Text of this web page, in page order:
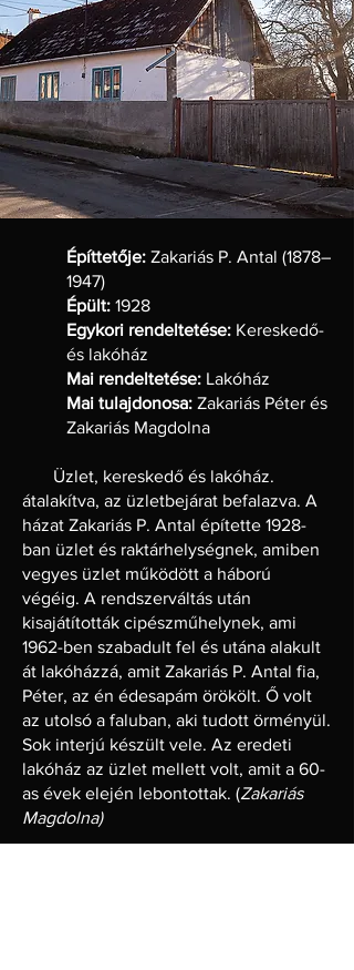
Építtetője: Zakariás P. Antal (1878–
1947)
Épült: 1928
Egykori rendeltetése: Kereskedő-
és lakóház
Mai rendeltetése: Lakóház
Mai tulajdonosa: Zakariás Péter és
Zakariás Magdolna
Üzlet, kereskedő és lakóház.
átalakítva, az üzletbejárat befalazva. A
házat Zakariás P. Antal építette 1928-
ban üzlet és raktárhelységnek, amiben
vegyes üzlet működött a háború
végéig. A rendszerváltás után
kisajátították cipészműhelynek, ami
1962-ben szabadult fel és utána alakult
át lakóházzá, amit Zakariás P. Antal fia,
Péter, az én édesapám örökölt. Ő volt
az utolsó a faluban, aki tudott örményül.
Sok interjú készült vele. Az eredeti
lakóház az üzlet mellett volt, amit a 60-
as évek elején lebontottak. (Zakariás
Magdolna)